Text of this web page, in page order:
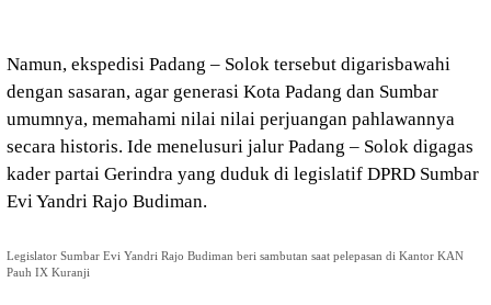
Namun, ekspedisi Padang – Solok tersebut digarisbawahi
dengan sasaran, agar generasi Kota Padang dan Sumbar
umumnya, memahami nilai nilai perjuangan pahlawannya
secara historis. Ide menelusuri jalur Padang – Solok digagas
kader partai Gerindra yang duduk di legislatif DPRD Sumbar
Evi Yandri Rajo Budiman.
Legislator Sumbar Evi Yandri Rajo Budiman beri sambutan saat pelepasan di Kantor KAN
Pauh IX Kuranji